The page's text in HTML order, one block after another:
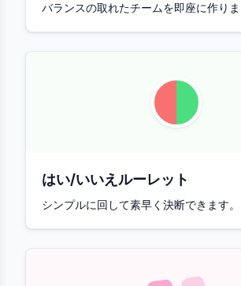
バランスの取れたチームを即座に作りま
はい/いいえルーレット
シンプルに回して素早く決断できます。